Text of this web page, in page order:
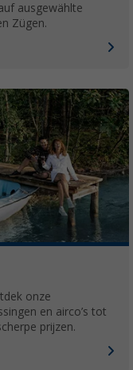
ausgewählte
Zügen.
onze
en airco’s tot
prijzen.